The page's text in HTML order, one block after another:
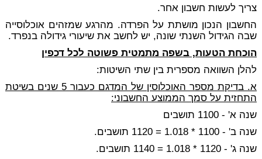
צריך לעשות חשבון אחר.
החשבון הנכון מושתת על הפרדה. מהרגע שמזהים אוכלוסייה
שבה הגידול השנתי שונה, יש לחשב את שיעורי גידולה בנפרד.
הוכחת הטעות, בשפה מתמטית פשוטה לכל דכפין
להלן השוואה מספרית בין שתי השיטות:
א. בדיקת מספר האוכלוסין של המדגם כעבור 5 שנים בשיטת
התחזית על סמך הממוצע החשבוני:
שנה א' - 1100 תושבים
שנה ב' - 1100 * 1.018 = 1120 תושבים.
שנה ג' - 1120 * 1.018 = 1140 תושבים.